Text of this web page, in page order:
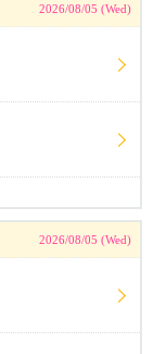
2026/08/05 (Wed)
2026/08/05 (Wed)